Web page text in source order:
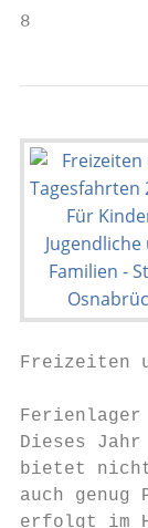
8
Ferienlager
Dieses
bietet
auch genug
erfolgt im